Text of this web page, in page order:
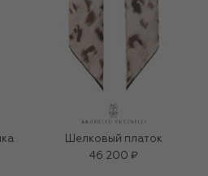
Шелковый платок
46 200 ₽